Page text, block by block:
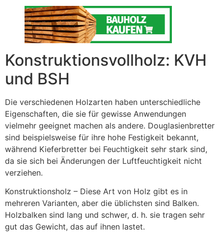
Konstruktionsvollholz: KVH
und BSH
Die verschiedenen Holzarten haben unterschiedliche
Eigenschaften, die sie für gewisse Anwendungen
vielmehr geeignet machen als andere. Douglasienbretter
sind beispielsweise für ihre hohe Festigkeit bekannt,
während Kieferbretter bei Feuchtigkeit sehr stark sind,
da sie sich bei Änderungen der Luftfeuchtigkeit nicht
verziehen.
Konstruktionsholz – Diese Art von Holz gibt es in
mehreren Varianten, aber die üblichsten sind Balken.
Holzbalken sind lang und schwer, d. h. sie tragen sehr
gut das Gewicht, das auf ihnen lastet.